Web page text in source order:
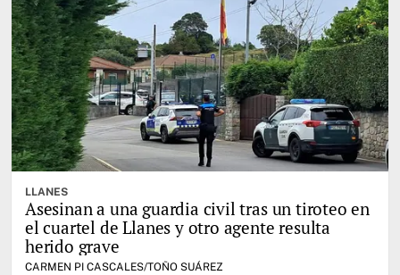
LLANES
Asesinan a una guardia civil tras un tiroteo en
el cuartel de Llanes y otro agente resulta
herido grave
CARMEN PI CASCALES/TOÑO SUÁREZ